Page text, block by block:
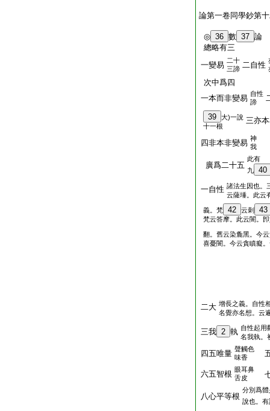
論第一卷同學鈔第
◎ 36 數 37 論
總略有三
一變易 二十
三諦 二自性
次中爲四
一本而非變易 自性
諦
39
大)一說
十一根
三亦
四非本非變易 神
我
廣爲二十五
此有
九
40
一自性 諸法生因也。
云薩埵。此云
義。梵 42 云刺 43
梵云答摩。此云闇。
翻。舊云染麁黑。今
喜憂闇。今云貪瞋癡
二大 增長之義。自性
名覺亦名想。云
三我 2 執 自性起用
名我執。
四五唯量 聲觸色
味香
六五智根 眼耳鼻
舌皮
八心平等根
分別爲
說也。有